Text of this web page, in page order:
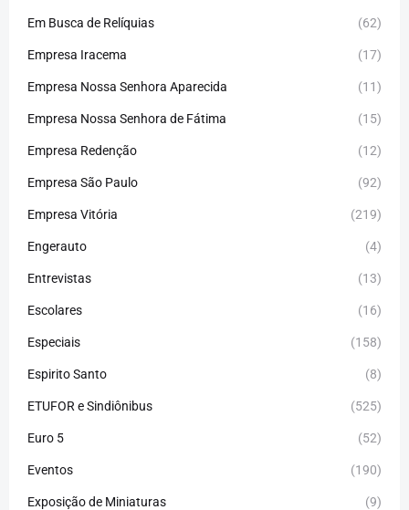
Em Busca de Relíquias (62)
Empresa Iracema (17)
Empresa Nossa Senhora Aparecida (11)
Empresa Nossa Senhora de Fátima (15)
Empresa Redenção (12)
Empresa São Paulo (92)
Empresa Vitória (219)
Engerauto (4)
Entrevistas (13)
Escolares (16)
Especiais (158)
Espirito Santo (8)
ETUFOR e Sindiônibus (525)
Euro 5 (52)
Eventos (190)
Exposição de Miniaturas (9)